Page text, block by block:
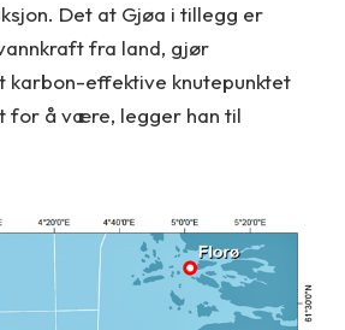
Det at Gjøa i tillegg er
fra land, gjør
karbon-effektive knutepunktet
for å være, legger han til